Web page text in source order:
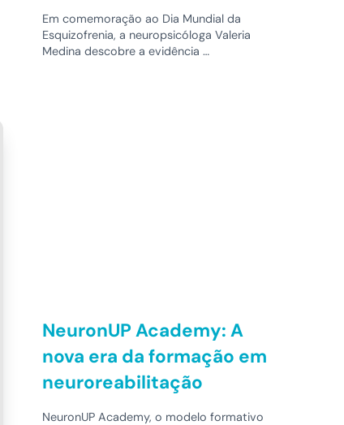
Em comemoração ao Dia Mundial da
Esquizofrenia, a neuropsicóloga Valeria
Medina descobre a evidência …
NeuronUP Academy: A
nova era da formação em
neuroreabilitação
NeuronUP Academy, o modelo formativo